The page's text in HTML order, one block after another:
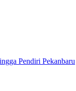
Pendiri Pekanbaru